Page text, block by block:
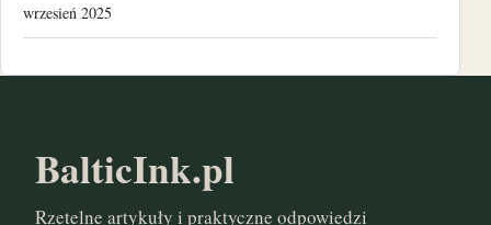
wrzesień 2025
październik 2024
BalticInk.pl
Rzetelne artykuły i praktyczne odpowiedzi